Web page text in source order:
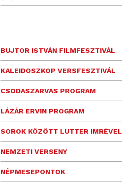
BUJTOR ISTVÁN FILMFESZTIVÁL
KALEIDOSZKOP VERSFESZTIVÁL
CSODASZARVAS PROGRAM
LÁZÁR ERVIN PROGRAM
SOROK KÖZÖTT LUTTER IMRÉVEL
NEMZETI VERSENY
NÉPMESEPONTOK